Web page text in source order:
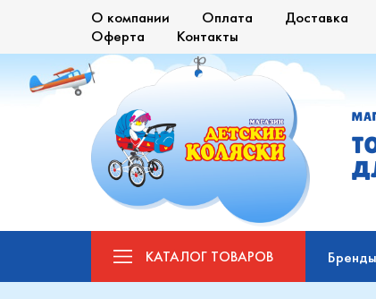
О компании Оплата Доставка
Оферта
Контакты
КАТАЛОГ ТОВАРОВ Бренды